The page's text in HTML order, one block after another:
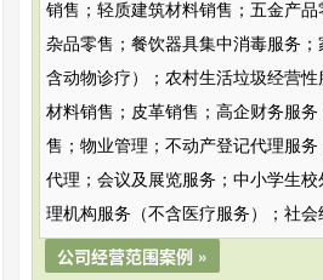
销售；轻质建筑材料销售；五金产
杂品零售；餐饮器具集中消毒服务
含动物诊疗）；农村生活垃圾经营
材料销售；皮革销售；高企财务服
售；物业管理；不动产登记代理服
代理；会议及展览服务；中小学生
理机构服务（不含医疗服务）；社
公司经营范围案例 »